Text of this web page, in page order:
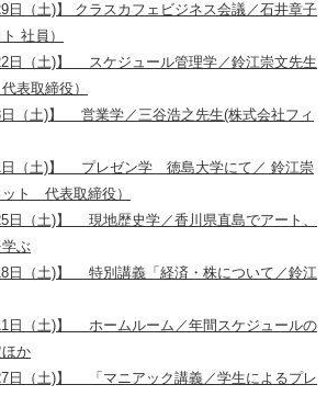
日（土)】 クラスカフェビジネス会議／石井章子
社員）
日（土)】 スケジュール管理学／鈴江崇文先生
表取締役）
日（土)】 営業学／三谷浩之先生(株式会社フィ
日（土)】 プレゼン学 徳島大学にて／ 鈴江崇
ト 代表取締役）
日（土)】 現地歴史学／香川県直島でアート、
ぶ
日（土)】 特別講義「経済・株について／鈴江
日（土)】 ホームルーム／年間スケジュールの
か
日（土)】 「マニアック講義／学生によるプレ